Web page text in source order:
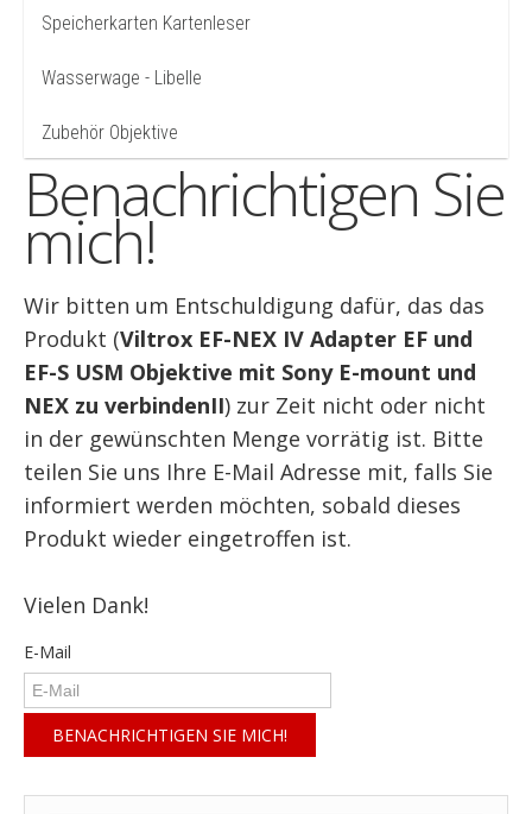
Speicherkarten Kartenleser
Wasserwage - Libelle
Zubehör Objektive
Benachrichtigen Sie
mich!
Wir bitten um Entschuldigung dafür, das das
Produkt (Viltrox EF-NEX IV Adapter EF und
EF-S USM Objektive mit Sony E-mount und
NEX zu verbindenII) zur Zeit nicht oder nicht
in der gewünschten Menge vorrätig ist. Bitte
teilen Sie uns Ihre E-Mail Adresse mit, falls Sie
informiert werden möchten, sobald dieses
Produkt wieder eingetroffen ist.
Vielen Dank!
E-Mail